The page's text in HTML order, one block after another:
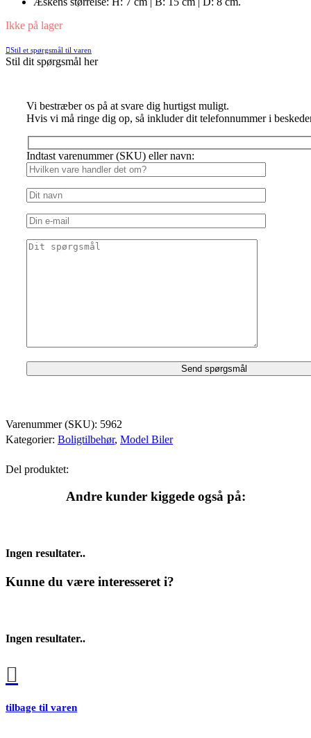
Ikke på lager
Stil et spørgsmål til varen
Stil dit spørgsmål her
Vi bestræber os på at svare dig hurtigst muligt.
Hvis vi må ringe dig op, så inkluder dit telefonnummer i
Indtast varenummer (SKU) eller navn:
Varenummer (SKU): 5962
Kategorier: Boligtilbehør, Model Biler
Del produktet:
Andre kunder kiggede også på:
Ingen resultater..
Kunne du være interesseret i?
Ingen resultater..
tilbage til varen